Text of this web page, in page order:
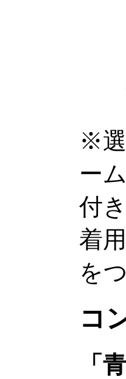
※選
ー
付
着
を
コ
「